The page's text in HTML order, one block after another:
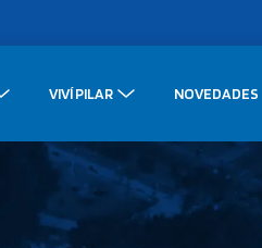
VIVÍ PILAR NOVEDADES